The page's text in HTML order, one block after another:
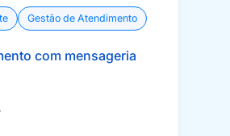
Gestão de Atendimento
com mensageria